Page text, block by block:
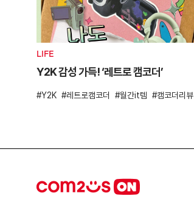
LIFE
Y2K 감성 가득! ‘레트로 캠코더’
Y2K 레트로캠코더 월간it템 캠코더리뷰